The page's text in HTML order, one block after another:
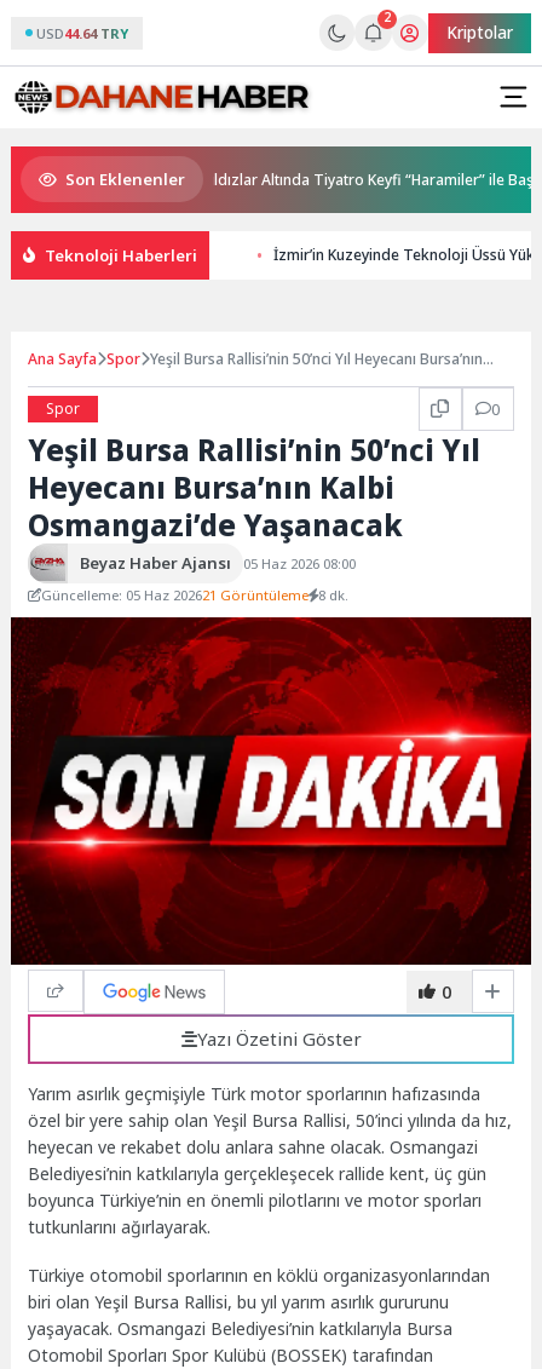
USD44.64 TRY
2
Kriptolar
Son Eklenenler
Hafta Sonu Yıldızlar Altında Tiyatro Keyfi “Haramiler” ile Başlıyor
Teknoloji Haberleri İzmir’in Kuzeyinde Teknoloji Üssü
Ana Sayfa Spor Yeşil Bursa Rallisi’nin 50’nci Yıl Heyecanı Bursa’nın
Spor
0
Yeşil Bursa Rallisi’nin 50’nci Yıl
Heyecanı Bursa’nın Kalbi
Osmangazi’de Yaşanacak
Beyaz Haber Ajansı
05 Haz 2026 08:00
Güncelleme: 05 Haz 202621 Görüntüleme 8 dk.
0
Yazı Özetini Göster
Yarım asırlık geçmişiyle Türk motor sporlarının hafızasında
özel bir yere sahip olan Yeşil Bursa Rallisi, 50’inci yılında da hız,
heyecan ve rekabet dolu anlara sahne olacak. Osmangazi
Belediyesi’nin katkılarıyla gerçekleşecek rallide kent, üç gün
boyunca Türkiye’nin en önemli pilotlarını ve motor sporları
tutkunlarını ağırlayarak.
Türkiye otomobil sporlarının en köklü organizasyonlarından
biri olan Yeşil Bursa Rallisi, bu yıl yarım asırlık gururunu
yaşayacak. Osmangazi Belediyesi’nin katkılarıyla Bursa
Otomobil Sporları Spor Kulübü (BOSSEK) tarafından